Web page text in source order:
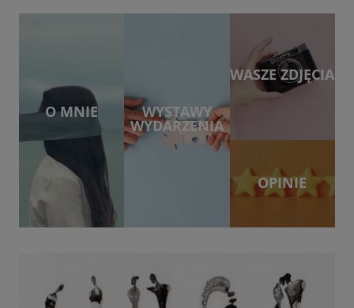
O MNIE WYSTAWY
WYDARZENIA
WASZE ZDJĘCIA
OPINIE